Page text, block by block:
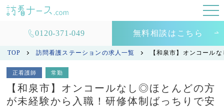
0120-371-049 無料相談はこちら
TOP 訪問看護ステーションの求人一覧 【和泉市】オンコール
正看護師 常勤
【和泉市】オンコールなし◎ほとんどの方
が未経験から入職！研修体制ばっちりで安